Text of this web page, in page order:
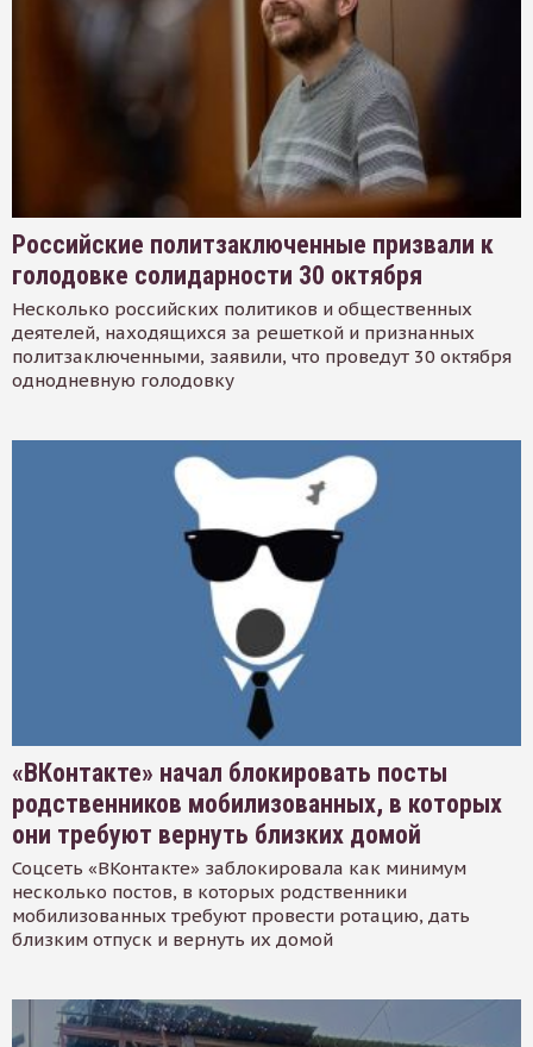
Российские политзаключенные призвали к
голодовке солидарности 30 октября
Несколько российских политиков и общественных
деятелей, находящихся за решеткой и признанных
политзаключенными, заявили, что проведут 30 октября
однодневную голодовку
«ВКонтакте» начал блокировать посты
родственников мобилизованных, в которых
они требуют вернуть близких домой
Соцсеть «ВКонтакте» заблокировала как минимум
несколько постов, в которых родственники
мобилизованных требуют провести ротацию, дать
близким отпуск и вернуть их домой